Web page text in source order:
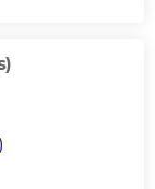
)